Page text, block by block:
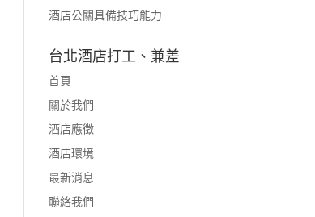
酒店公關具備技巧能力
台北酒店打工、兼差
首頁
關於我們
酒店應徵
酒店環境
最新消息
聯絡我們